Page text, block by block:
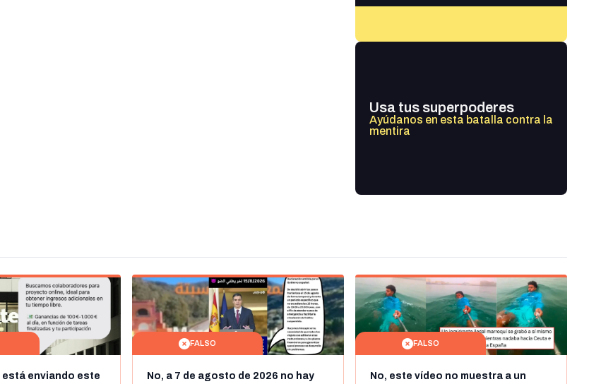
Usa tus superpoderes
Ayúdanos en esta batalla contra la
mentira
está enviando este
FALSO
No, a 7 de agosto de 2026 no hay
FALSO
No, este vídeo no muestra a un